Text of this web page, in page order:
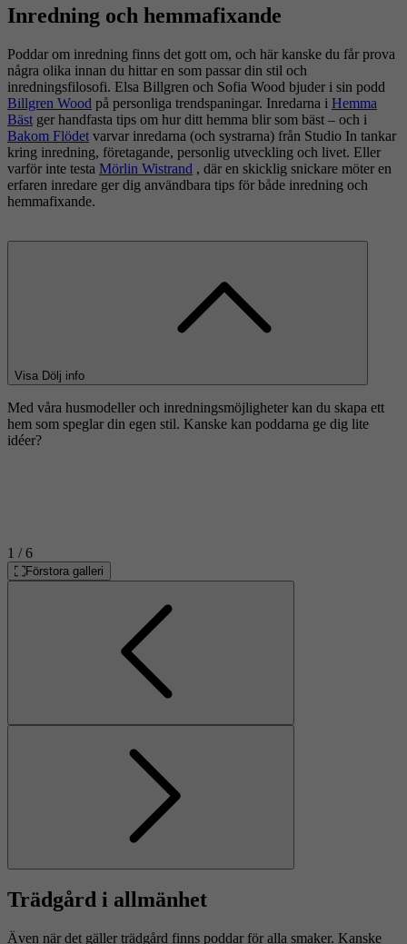
Inredning och hemmafixande
Poddar om inredning finns det gott om, och här kanske du får prova
några olika innan du hittar en som passar din stil och
inredningsfilosofi. Elsa Billgren och Sofia Wood bjuder i sin podd
Billgren Wood på personliga trendspaningar. Inredarna i Hemma
Bäst ger handfasta tips om hur ditt hemma blir som bäst – och i
Bakom Flödet varvar inredarna (och systrarna) från Studio In tankar
kring inredning, företagande, personlig utveckling och livet. Eller
varför inte testa Mörlin Wistrand , där en skicklig snickare möter en
erfaren inredare ger dig användbara tips för både inredning och
hemmafixande.
Visa Dölj info
Med våra husmodeller och inredningsmöjligheter kan du skapa ett
hem som speglar din egen stil. Kanske kan poddarna ge dig lite
idéer?
1 / 6
Förstora galleri
Föregående
Nästa
Trädgård i allmänhet
Även när det gäller trädgård finns poddar för alla smaker. Kanske